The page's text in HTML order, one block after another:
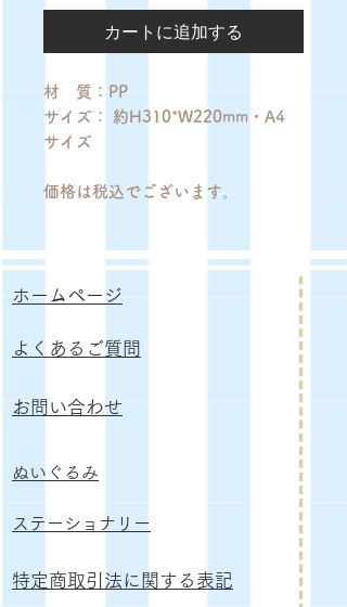
カートに追加する
材 質：PP
サイズ： 約H310*W220mm・A4
サイズ
価格は税込でございます。
ホームページ
よくあるご質問
お問い合わせ
ぬいぐるみ
​ステーショナリー
特定商取引法に関する表記